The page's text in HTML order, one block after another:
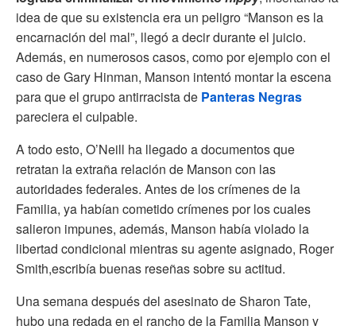
idea de que su existencia era un peligro “Manson es la
encarnación del mal”, llegó a decir durante el juicio.
Además, en numerosos casos, como por ejemplo con el
caso de Gary Hinman, Manson intentó montar la escena
para que el grupo antirracista de Panteras Negras
pareciera el culpable.
A todo esto, O’Neill ha llegado a documentos que
retratan la extraña relación de Manson con las
autoridades federales. Antes de los crímenes de la
Familia, ya habían cometido crímenes por los cuales
salieron impunes, además, Manson había violado la
libertad condicional mientras su agente asignado, Roger
Smith,escribía buenas reseñas sobre su actitud.
Una semana después del asesinato de Sharon Tate,
hubo una redada en el rancho de la Familia Manson y